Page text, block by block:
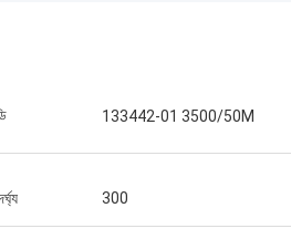
133442-01 3500/50M
300